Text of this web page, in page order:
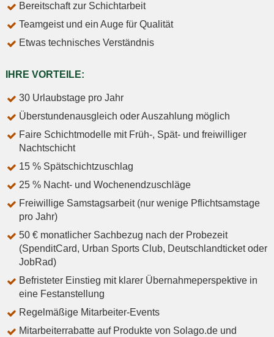
Bereitschaft zur Schichtarbeit
Teamgeist und ein Auge für Qualität
Etwas technisches Verständnis
IHRE VORTEILE:
30 Urlaubstage pro Jahr
Überstundenausgleich oder Auszahlung möglich
Faire Schichtmodelle mit Früh-, Spät- und freiwilliger
Nachtschicht
15 % Spätschichtzuschlag
25 % Nacht- und Wochenendzuschläge
Freiwillige Samstagsarbeit (nur wenige Pflichtsamstage
pro Jahr)
50 € monatlicher Sachbezug nach der Probezeit
(SpenditCard, Urban Sports Club, Deutschlandticket oder
JobRad)
Befristeter Einstieg mit klarer Übernahmeperspektive in
eine Festanstellung
Regelmäßige Mitarbeiter-Events
Mitarbeiterrabatte auf Produkte von Solago.de und